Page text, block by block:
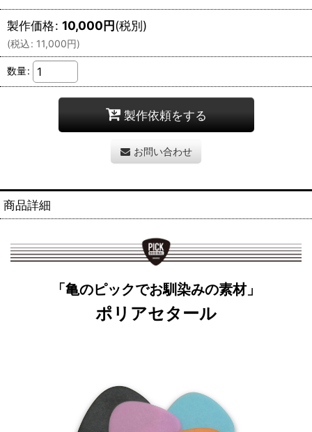
製作価格: 10,000円(税別)
(税込: 11,000円)
数量:
製作依頼をする
お問い合わせ
商品詳細
「亀のピックでお馴染みの素材」
ポリアセタール